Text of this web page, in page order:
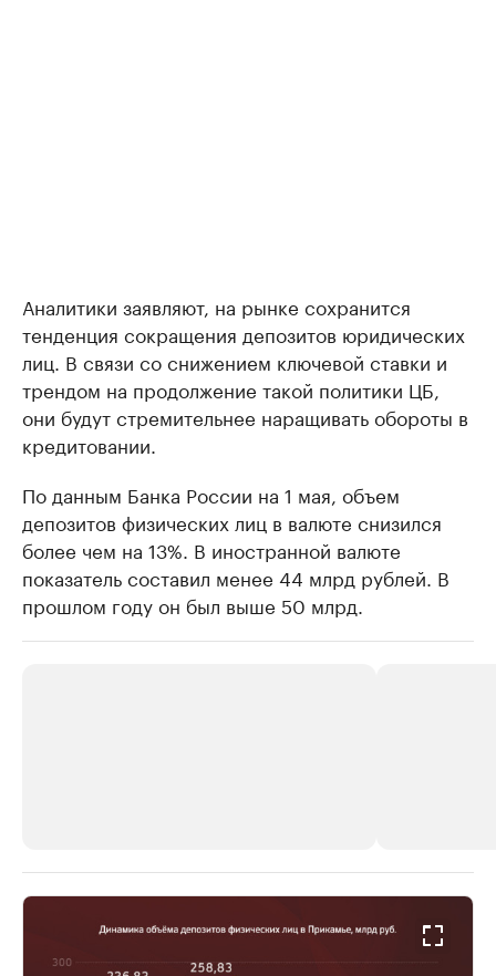
Аналитики заявляют, на рынке сохранится
тенденция сокращения депозитов юридических
лиц. В связи со снижением ключевой ставки и
трендом на продолжение такой политики ЦБ,
они будут стремительнее наращивать обороты в
кредитовании.
По данным Банка России на 1 мая, объем
депозитов физических лиц в валюте снизился
более чем на 13%. В иностранной валюте
показатель составил менее 44 млрд рублей. В
прошлом году он был выше 50 млрд.
РБК Компании
Крупные организации в
нефтегазовой промышленности
РБК Компании